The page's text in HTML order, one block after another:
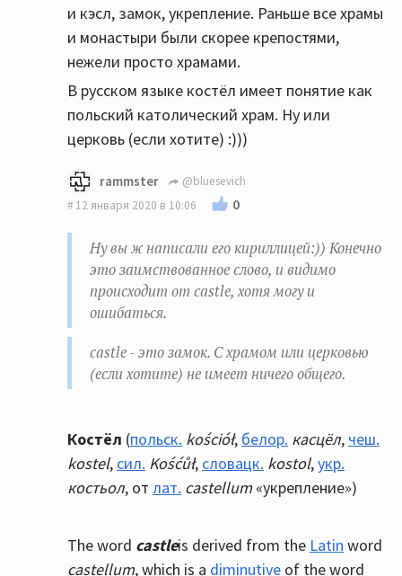
и кэсл, замок, укрепление. Раньше все храмы
и монастыри были скорее крепостями,
нежели просто храмами.
В русском языке костёл имеет понятие как
польский католический храм. Ну или
церковь (если хотите) :)))
rammster
@bluesevich
12 января 2020 в 10:06
0
Ну вы ж написали его кириллицей:)) Конечно
это заимствованное слово, и видимо
происходит от castle, хотя могу и
ошибаться.
castle - это замок. С храмом или церковью
(если хотите) не имеет ничего общего.
Костёл (польск. kościół, белор. касцёл, чеш.
kostel, сил. Kośćůł, словацк. kostol,укр.
костьол, от лат. castellum«укрепление»)
The word castleis derived from the Latin word
castellum, which is a diminutive of the word